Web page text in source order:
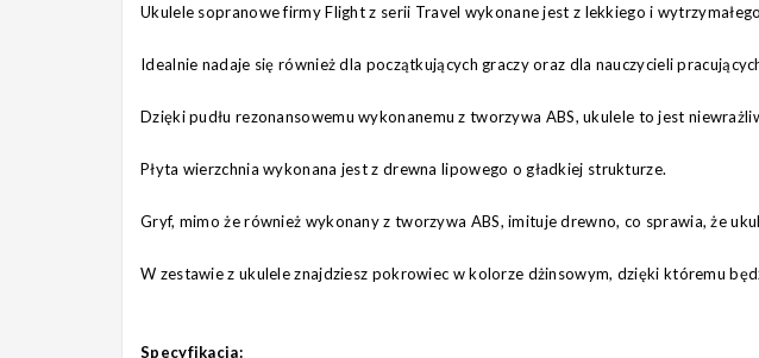
Ukulele sopranowe firmy Flight z serii Travel wykonane jest z lekkiego i
Idealnie nadaje się również dla początkujących graczy oraz dla nauczycieli
Dzięki pudłu rezonansowemu wykonanemu z tworzywa ABS, ukulele to jest
Płyta wierzchnia wykonana jest z drewna lipowego o gładkiej strukturze.
Gryf, mimo że również wykonany z tworzywa ABS, imituje drewno, co sprawia, że
W zestawie z ukulele znajdziesz pokrowiec w kolorze dżinsowym, dzięki któremu
Specyfikacja: